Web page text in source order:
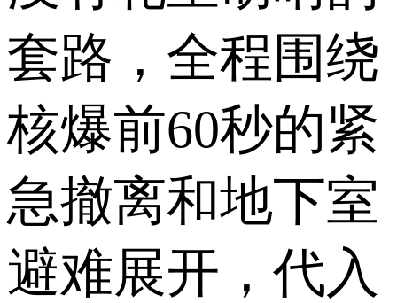
套路，全程围绕
核爆前60秒的紧
急撤离和地下室
避难展开，代入